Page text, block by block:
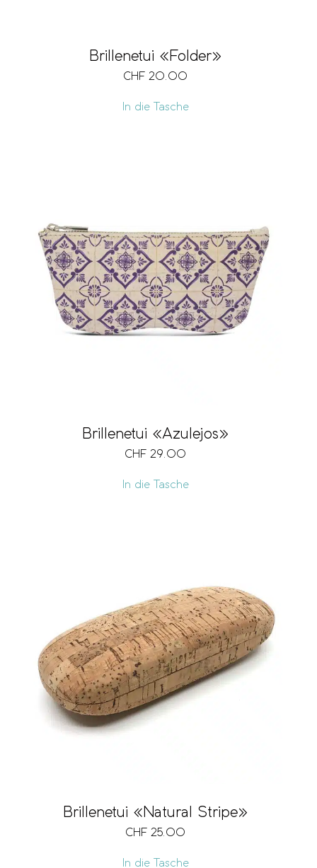
Brillenetui «Folder»
CHF 20.00
In die Tasche
Brillenetui «Azulejos»
CHF 29.00
In die Tasche
Brillenetui «Natural Stripe»
CHF 25.00
In die Tasche